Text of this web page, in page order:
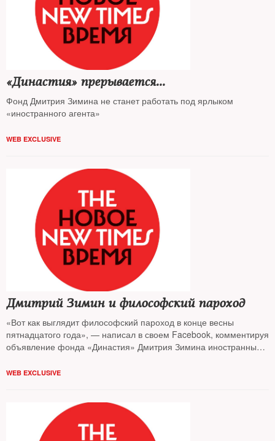
«Династия» прерывается...
Фонд Дмитрия Зимина не станет работать под ярлыком
«иностранного агента»
WEB EXCLUSIVE
Дмитрий Зимин и философский пароход
«Вот как выглядит философский пароход в конце весны
пятнадцатого года», — написал в своем Facebook, комментируя
объявление фонда «Династия» Дмитрия Зимина иностранным
WEB EXCLUSIVE